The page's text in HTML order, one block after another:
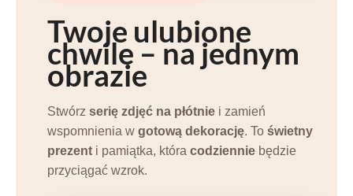
Twoje ulubione
chwile– na jednym
obrazie
Stwórz serię zdjęć na płótnie i zamień
wspomnienia w gotową dekorację. To świetny
prezent i pamiątka, która codziennie będzie
przyciągać wzrok.